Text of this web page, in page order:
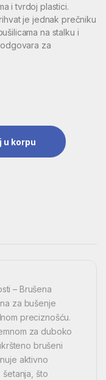
i tvrdoj plastici.
je jednak prečniku
na stalku i
za
količina
u korpu
– Brušena
za bušenje
preciznošću.
za duboko
brušeni
aktivno
što